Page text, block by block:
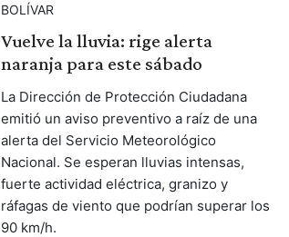
BOLÍVAR
Vuelve la lluvia: rige alerta
naranja para este sábado
La Dirección de Protección Ciudadana
emitió un aviso preventivo a raíz de una
alerta del Servicio Meteorológico
Nacional. Se esperan lluvias intensas,
fuerte actividad eléctrica, granizo y
ráfagas de viento que podrían superar los
90 km/h.